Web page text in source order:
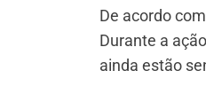
De acordo
Durante a
ainda estão